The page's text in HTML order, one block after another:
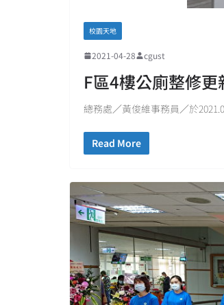
校園天地
2021-04-28 cgust
F區4樓公廁整修更
總務處／黃俊維事務員／於
Read More